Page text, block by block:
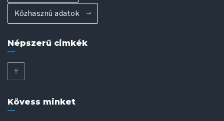
Közhasznú adatok
Népszerű cimkék
#
Kövess minket